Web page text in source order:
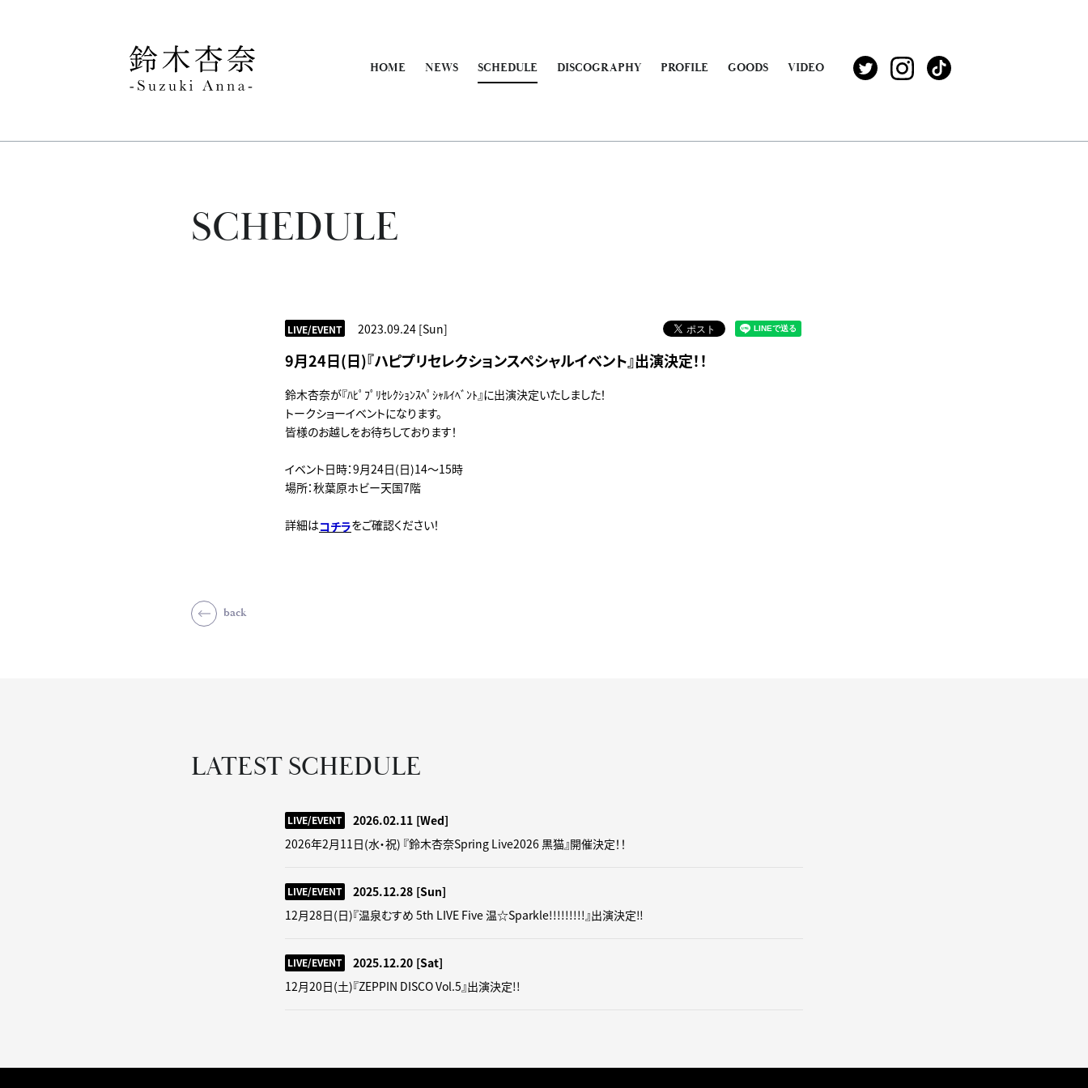
HOME NEWS SCHEDULE DISCOGRAPHY PROFILE GOODS VIDEO
SCHEDULE
2023.09.24 [Sun]
LIVE/EVENT
9月24日(日)『ハピプリセレクションスペシャルイベント』出演決定！！
鈴木杏奈が『ﾊﾋﾟﾌﾟﾘｾﾚｸｼｮﾝｽﾍﾟｼｬﾙｲﾍﾞﾝﾄ』に出演決定いたしました！
トークショーイベントになります。
皆様のお越しをお待ちしております！
イベント日時：9月24日(日)14～15時
場所：秋葉原ホビー天国7階
詳細はコチラをご確認ください！
back
LATEST SCHEDULE
LIVE/EVENT 2026.02.11 [Wed]
2026年2月11日(水・祝) 『鈴木杏奈Spring Live2026 黒猫』開催決定！！
LIVE/EVENT 2025.12.28 [Sun]
12月28日(日)『温泉むすめ 5th LIVE Five 温☆Sparkle!!!!!!!!!』出演決定‼
LIVE/EVENT 2025.12.20 [Sat]
12月20日(土)『ZEPPIN DISCO Vol.5』出演決定!!